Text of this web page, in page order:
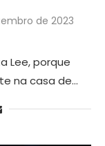
de 2023
Lee, porque
na casa de…